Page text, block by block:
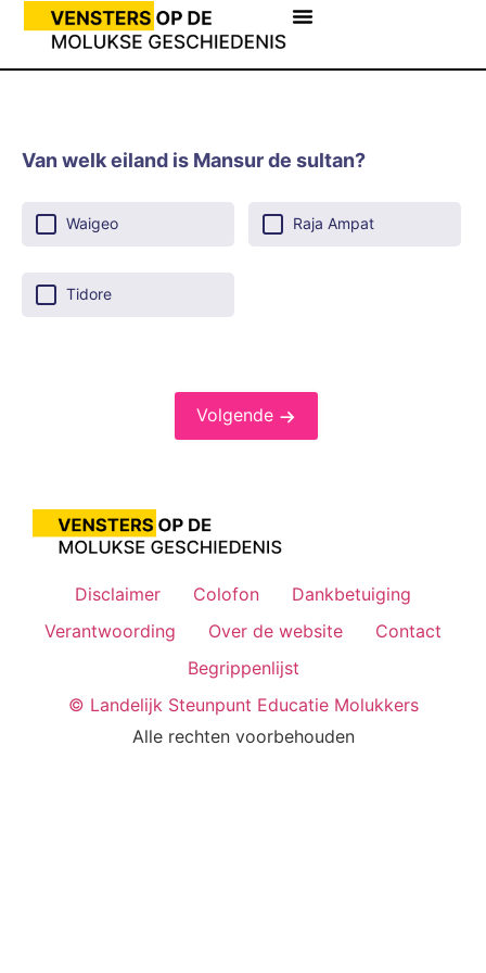
Van welk eiland is Mansur de sultan?
Waigeo Raja Ampat
Tidore
Volgende
Disclaimer Colofon
Dankbetuiging
Verantwoording
Over de website
Contact
Begrippenlijst
© Landelijk Steunpunt Educatie Molukkers
Alle rechten voorbehouden